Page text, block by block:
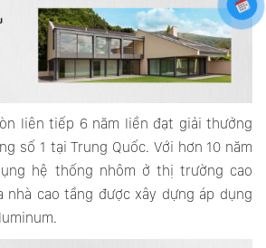
liên tiếp 6 năm liền đạt giải thưởng
số 1 tại Trung Quốc. Với hơn 10 năm
hệ thống nhôm ở thị trường cao
nhà cao tầng được xây dựng áp dụng